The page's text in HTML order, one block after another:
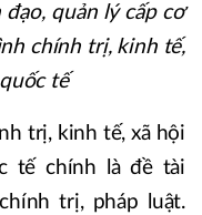
quản lý cấp cơ
chính trị, kinh tế,
tế
trị, kinh tế, xã hội
tế chính là đề tài
trị, pháp luật.